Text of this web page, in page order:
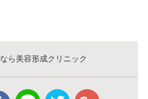
なら美容形成クリニック